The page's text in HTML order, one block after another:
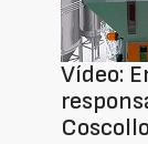
Vídeo: